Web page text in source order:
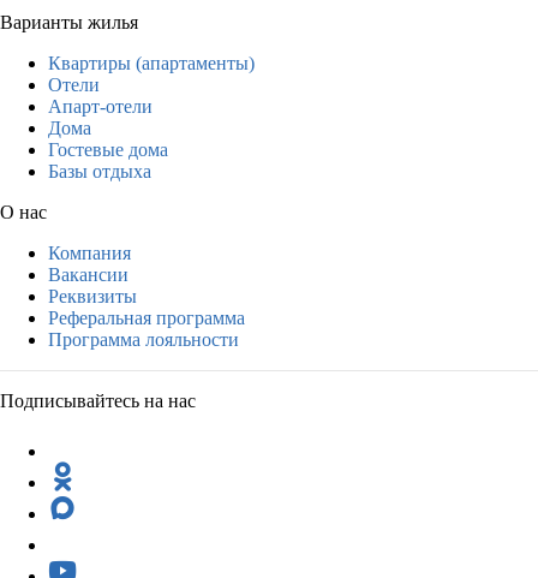
Варианты жилья
Квартиры (апартаменты)
Отели
Апарт-отели
Дома
Гостевые дома
Базы отдыха
О нас
Компания
Вакансии
Реквизиты
Реферальная программа
Программа лояльности
Подписывайтесь на нас